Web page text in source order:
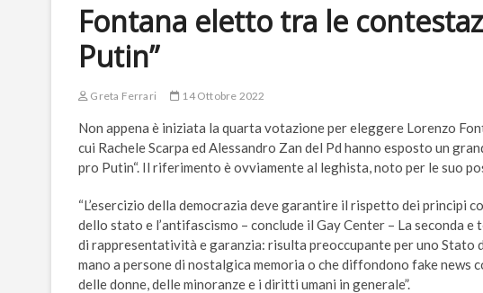
Fontana eletto tra le
Putin”
Greta Ferrari 14 Ottobre 2022
Non appena è iniziata la quarta votazione per eleggere Lorenzo
cui Rachele Scarpa ed Alessandro Zan del Pd hanno esposto un
pro Putin“. Il riferimento è ovviamente al leghista, noto per le suo
“L’esercizio della democrazia deve garantire il rispetto dei principi
dello stato e l’antifascismo – conclude il Gay Center – La seconda
di rappresentatività e garanzia: risulta preoccupante per uno
mano a persone di nostalgica memoria o che diffondono fake
delle donne, delle minoranze e i diritti umani in generale”.